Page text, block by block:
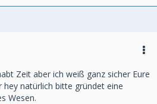
Zeit aber ich weiß ganz sicher Eure
natürlich bitte gründet eine
Wesen.